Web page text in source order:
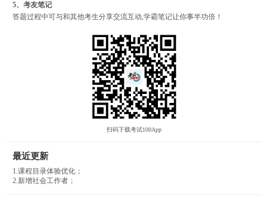
5、考友笔记
答题过程中可与和其他考生分享交流互动,学霸笔记让你事半功倍！
扫码下载考试100App
最近更新
1.课程目录体验优化；
2.新增社会工作者；